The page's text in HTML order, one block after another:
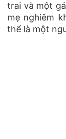
trai và một
mẹ nghiêm
thể là một